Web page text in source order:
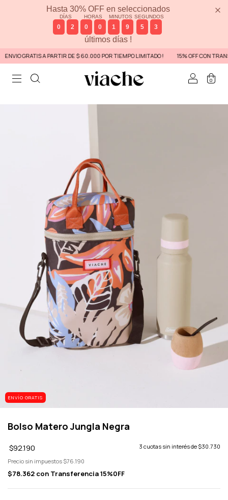
Hasta 30% OFF en seleccionados
DÍAS
0 2
HORAS
0 0
MINUTOS
1 9
SEGUNDOS
5 3
últimos días !
GRATIS A PARTIR DE $ 60.000 POR TIEMPO LIMITADO ! 15% OFF CON
0
ENVÍO GRATIS
Bolso Matero Jungla Negra
$92.190 3 cuotas sin interés de $30.730
Precio sin impuestos $76.190
$78.362 con Transferencia 15%0FF